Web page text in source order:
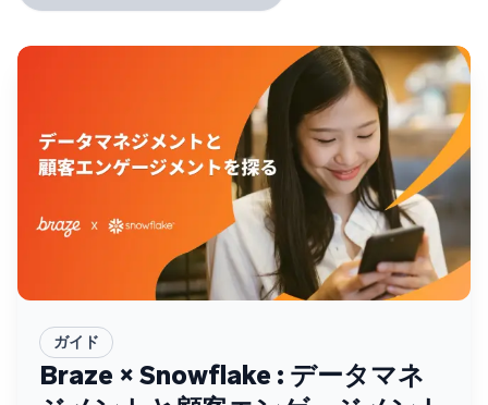
ガイド
Braze × Snowflake : データマネ